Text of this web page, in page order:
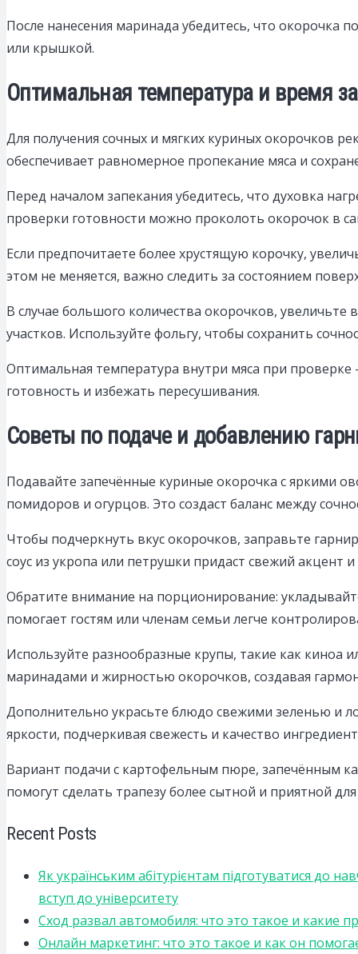
После нанесения маринада убедитесь, что
или крышкой.
Оптимальная температура и время
Для получения сочных и мягких куриных окорочков
обеспечивает равномерное пропекание мяса и
Перед началом запекания убедитесь, что духовка
проверки готовности можно проколоть окорочок в
Если предпочитаете более хрустящую корочку,
этом не меняется, важно следить за состоянием
В случае большого количества окорочков,
участков. Используйте фольгу, чтобы сохранить
Оптимальная температура внутри мяса при
готовность и избежать пересушивания.
Советы по подаче и добавлению
Подавайте запечённые куриные окорочка с яркими
помидоров и огурцов. Это создаст баланс между
Чтобы подчеркнуть вкус окорочков, заправьте
соус из укропа или петрушки придаст свежий акцент
Обратите внимание на порционирование:
помогает гостям или членам семьи легче
Используйте разнообразные крупы, такие как киноа
маринадами и жирностью окорочков, создавая
Дополнительно украсьте блюдо свежими зеленью и
яркости, подчеркивая свежесть и качество
Вариант подачи с картофельным пюре, запечённым
помогут сделать трапезу более сытной и приятной для
Recent Posts
Як українським абітурієнтам підготуватися до
вступ до університету
Сход развал автомобиля: что это такое и какие
Онлайн маркетинг: что это такое и как он